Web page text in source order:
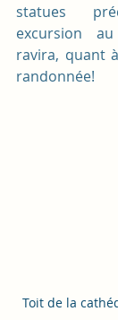
statues
excursion au
ravira, quant
randonnée!
Toit de la